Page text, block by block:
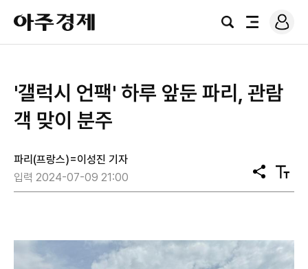
아
주
경
검
전
로
그
'갤럭시 언팩' 하루 앞둔 파리, 관람
객 맞이 분주
파리(프랑스)=이성진 기자
입력 2024-07-09 21:00
공
유
텍
스